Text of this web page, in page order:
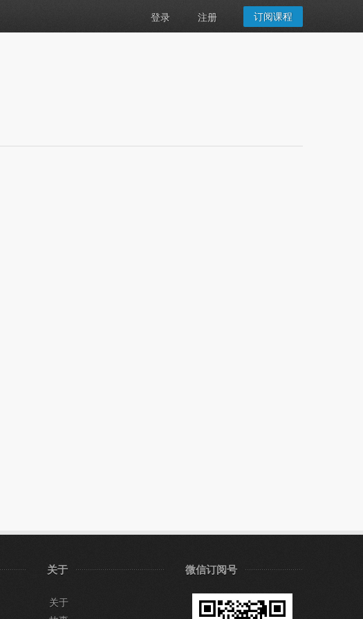
登录 注册 订阅课程
关于
关于
微信订阅号